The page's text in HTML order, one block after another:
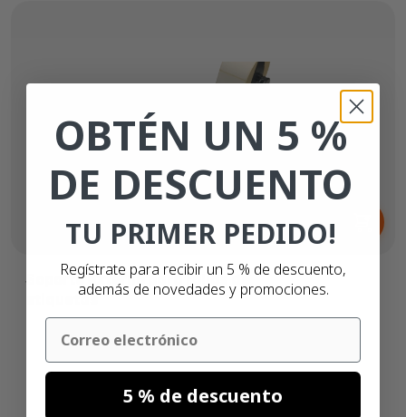
Desde
99€
Soporte externo para rollos de
etiquetas
OBTÉN UN 5 %
DE DESCUENTO
TU PRIMER PEDIDO!
Regístrate para recibir un 5 % de descuento,
además de novedades y promociones.
Email
5 % de descuento